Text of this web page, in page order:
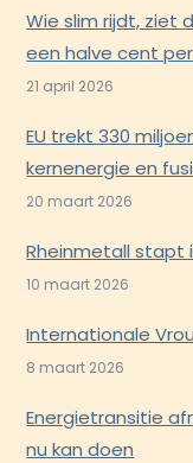
Wie slim rijdt, ziet
een halve cent
21 april 2026
EU trekt 330
kernenergie en
20 maart 2026
Rheinmetall stapt
10 maart 2026
Internationale
8 maart 2026
Energietransitie
nu kan doen